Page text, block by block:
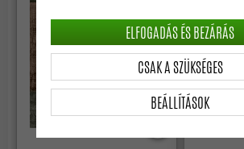
BEÁLLÍTÁSOK
CSAK A SZÜKSÉGES
ELFOGADÁS ÉS BEZÁRÁS